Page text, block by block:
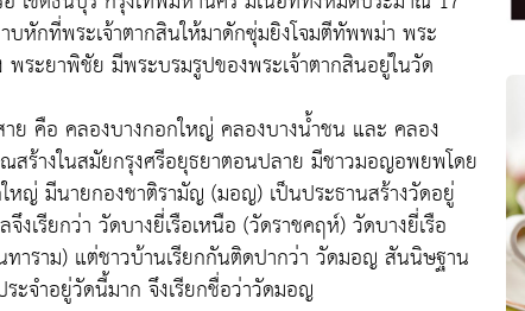
หักที่พระเจ้าตากสินให้มาดักซุ่มยิงโจมตีทัพพม่า พระ
ระยาพิชัย มีพระบรมรูปของพระเจ้าตากสินอยู่ในวัด
ย คือ คลองบางกอกใหญ่ คลองบางน้ำชน และ คลอง
สร้างในสมัยกรุงศรีอยุธยาตอนปลาย มีชาวมอญอพยพโดย
หญ่ มีนายกองชาติรามัญ (มอญ) เป็นประธานสร้างวัดอยู่
เรียกว่า วัดบางยี่เรือเหนือ (วัดราชคฤห์) วัดบางยี่เรือ
ทาราม) แต่ชาวบ้านเรียกกันติดปากว่า วัดมอญ สันนิษฐาน
จำอยู่วัดนี้มาก จึงเรียกชื่อว่าวัดมอญ